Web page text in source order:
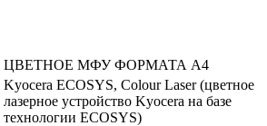
ЦВЕТНОЕ МФУ ФОРМАТА A4
Kyocera ECOSYS, Colour Laser (цветное
лазерное устройство Kyocera на базе
технологии ECOSYS)